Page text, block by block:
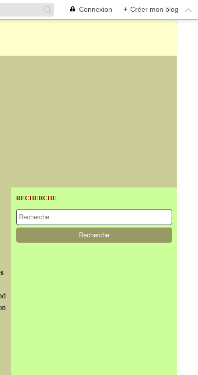
Connexion + Créer mon blog
RECHERCHE